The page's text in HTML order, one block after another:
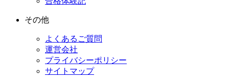
その他
よくあるご質問
運営会社
プライバシーポリシー
サイトマップ